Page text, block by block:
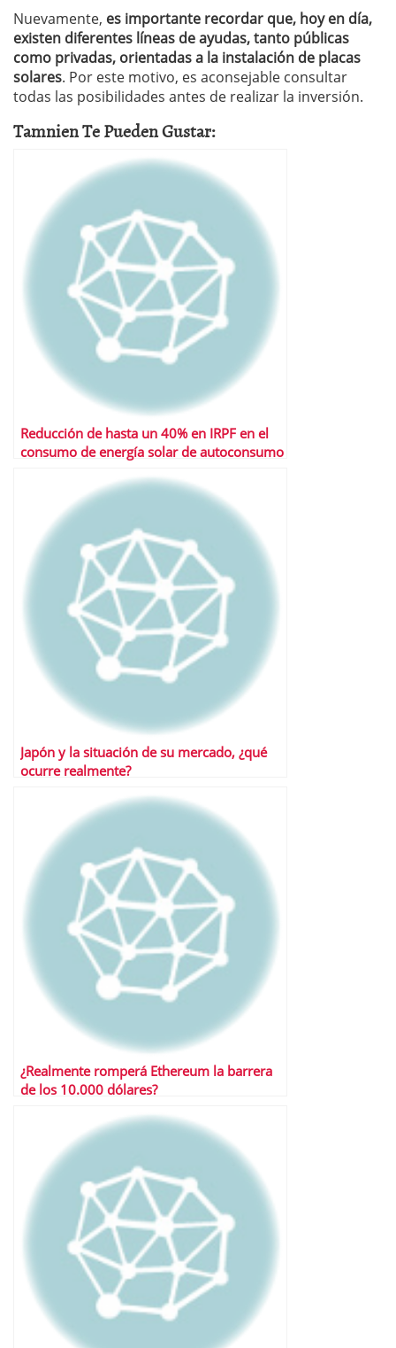
Nuevamente, es importante recordar que, hoy en día,
existen diferentes líneas de ayudas, tanto públicas
como privadas, orientadas a la instalación de placas
solares. Por este motivo, es aconsejable consultar
todas las posibilidades antes de realizar la inversión.
Tamnien Te Pueden Gustar:
Reducción de hasta un 40% en IRPF en el
consumo de energía solar de autoconsumo
Japón y la situación de su mercado, ¿qué
ocurre realmente?
¿Realmente romperá Ethereum la barrera
de los 10.000 dólares?